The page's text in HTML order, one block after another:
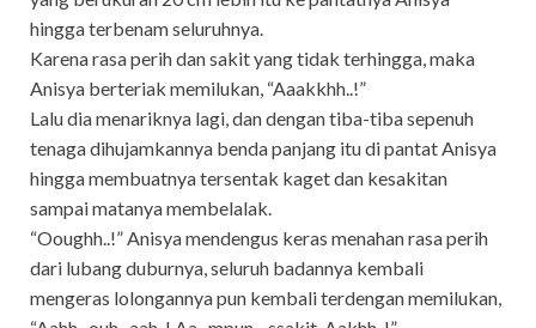
hingga terbenam seluruhnya.
Karena rasa perih dan sakit yang tidak terhingga, maka
Anisya berteriak memilukan, “Aaakkhh..!”
Lalu dia menariknya lagi, dan dengan tiba-tiba sepenuh
tenaga dihujamkannya benda panjang itu di pantat Anisya
hingga membuatnya tersentak kaget dan kesakitan
sampai matanya membelalak.
“Ooughh..!” Anisya mendengus keras menahan rasa perih
dari lubang duburnya, seluruh badannya kembali
mengeras lolongannya pun kembali terdengan memilukan,